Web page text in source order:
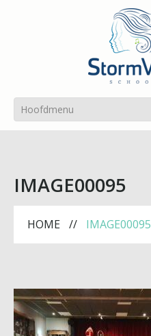
IMAGE00095
HOME IMAGE00095